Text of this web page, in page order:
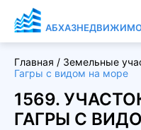
Главная / Земельные
Гагры с видом на море
1569.
ГАГРЫ С